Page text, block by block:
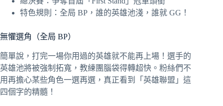
特色規則：全局 BP，誰的英雄池淺，誰就 GG！
無懼選角（全局 BP）
簡單說，打完一場你用過的英雄就不能再上場！選手的
英雄池將被強制拓寬，教練團腦袋得轉超快。粉絲們不
用再擔心某些角色一選再選，真正看到「英雄聯盟」這
四個字的精髓！